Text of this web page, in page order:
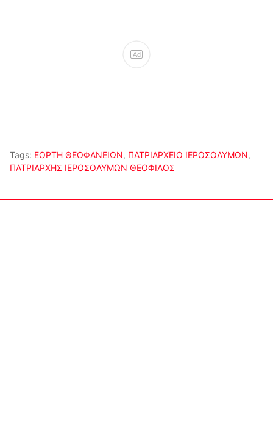
Ad
Tags: ΕΟΡΤΗ ΘΕΟΦΑΝΕΙΩΝ, ΠΑΤΡΙΑΡΧΕΙΟ ΙΕΡΟΣΟΛΥΜΩΝ,
ΠΑΤΡΙΑΡΧΗΣ ΙΕΡΟΣΟΛΥΜΩΝ ΘΕΟΦΙΛΟΣ